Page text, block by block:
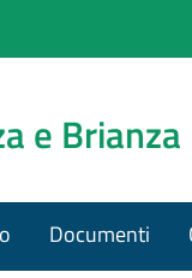
e Brianza
Documenti